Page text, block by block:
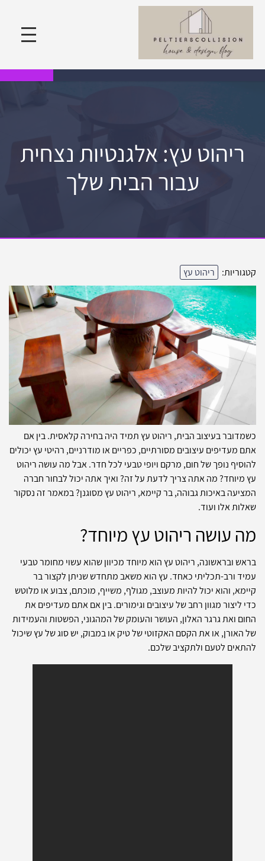
ריהוט עץ: אלגנטיות נצחית
עבור הבית שלך
קטגוריות: ריהוט עץ
כשמדובר בעיצוב הבית, ריהוט עץ תמיד היה בחירה קלאסית. בין אם
אתם מעדיפים עיצובים מסורתיים, כפריים או מודרניים, רהיטי עץ יכולים
להוסיף נופך של חום, מרקם ויופי טבעי לכל חדר. אבל מה עושה ריהוט
עץ מיוחד? מה אתה צריך לדעת על זה? ואיך אתה יכול לבחור חברה
המציעה באיכות גבוהה, בר קיימא, ריהוט עץ מסוגנן? במאמר זה נסקור
שאלות אלו ועוד.
מה עושה ריהוט עץ מיוחד?
בראש ובראשונה, ריהוט עץ הוא מיוחד מכיוון שהוא עשוי מחומר טבעי
עמיד ורב-תכליתי כאחד. עץ הוא משאב מתחדש שניתן לקצור בר
קיימא, והוא יכול להיות מעוצב, מגולף, משייף, מוכתם, צבוע או מלוטש
כדי ליצור מגוון רחב של עיצובים וגימורים. בין אם אתם מעדיפים את
החום ואת גרגר האלון, העושר והעומק של המהגוני, הפשטות והעמידות
של האורן, או את הקסם האקזוטי של טיק או במבוק, יש סוג של עץ שיכול
להתאים לטעם ולתקציב שלכם.